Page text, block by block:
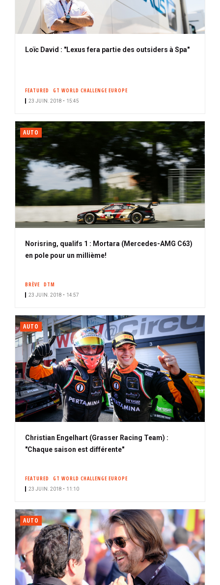
Loïc David : "Lexus fera partie des outsiders à Spa"
FEATURED GT WORLD CHALLENGE EUROPE
23 JUIN. 2018 • 15:45
AUTO
Norisring, qualifs 1 : Mortara (Mercedes-AMG C63)
en pole pour un millième!
BRÈVE DTM
23 JUIN. 2018 • 14:57
AUTO
Christian Engelhart (Grasser Racing Team) :
"Chaque saison est différente"
FEATURED GT WORLD CHALLENGE EUROPE
23 JUIN. 2018 • 11:10
AUTO